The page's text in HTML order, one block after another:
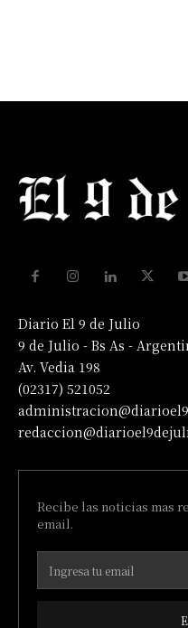
Diario El 9 de Julio
9 de Julio - Bs As -
Av. Vedia 198
(02317) 521052
Recibe las noticias mas
email.